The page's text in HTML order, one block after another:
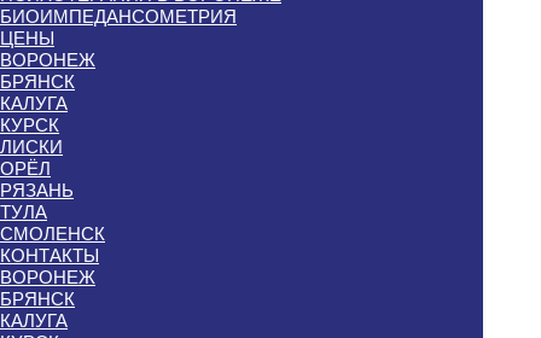
БИОИМПЕДАНСОМЕТРИЯ
ЦЕНЫ
ВОРОНЕЖ
БРЯНСК
КАЛУГА
КУРСК
ЛИСКИ
ОРЁЛ
РЯЗАНЬ
ТУЛА
СМОЛЕНСК
КОНТАКТЫ
ВОРОНЕЖ
БРЯНСК
КАЛУГА